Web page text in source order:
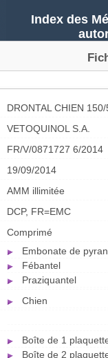
Index des
DRONTAL CHIEN
VETOQUINOL S.A.
FR/V/0871727 6/2014
19/09/2014
AMM illimitée
DCP, FR=EMC
Comprimé
Embonate de
Fébantel
Praziquantel
Chien
Boîte de 1
Boîte de 2